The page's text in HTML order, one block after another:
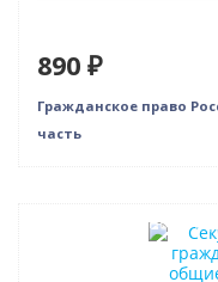
890 ₽
Гражданское право
часть
Индивидуальный